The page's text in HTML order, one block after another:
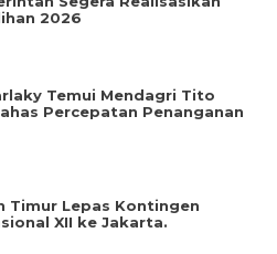
2026
Temui Mendagri Tito
Percepatan Penanganan
Timur Lepas Kontingen
XII ke Jakarta.